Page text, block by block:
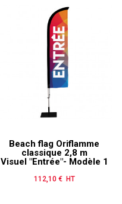
Beach flag Oriflamme
classique 2,8 m
Visuel "Entrée"- Modèle 1
Prix
112,10 € HT